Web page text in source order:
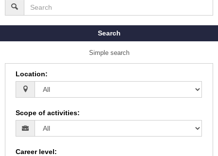
Search
Simple search
Location:
Scope of activities:
Career level: